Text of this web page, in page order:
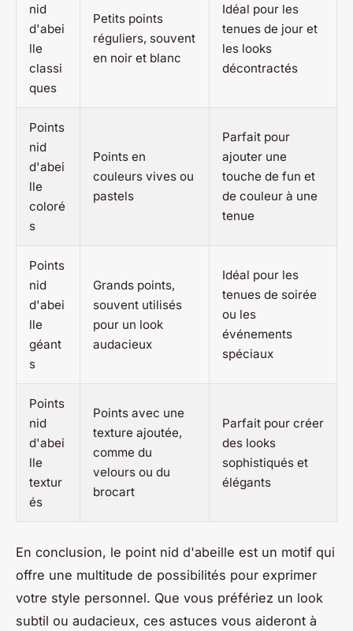
nid
d'abei
lle
classi
ques
Petits points
réguliers, souvent
en noir et blanc
Idéal pour les
tenues de jour et
les looks
décontractés
Points
nid
d'abei
lle
coloré
s
Points en
couleurs vives ou
pastels
Parfait pour
ajouter une
touche de fun et
de couleur à une
tenue
Points
nid
d'abei
lle
géant
s
Grands points,
souvent utilisés
pour un look
audacieux
Idéal pour les
tenues de soirée
ou les
événements
spéciaux
Points
nid
d'abei
lle
textur
és
Points avec une
texture ajoutée,
comme du
velours ou du
brocart
Parfait pour créer
des looks
sophistiqués et
élégants
En conclusion, le point nid d'abeille est un motif qui
offre une multitude de possibilités pour exprimer
votre style personnel. Que vous préfériez un look
subtil ou audacieux, ces astuces vous aideront à